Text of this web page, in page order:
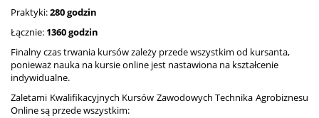
Praktyki:280 godzin
Łącznie: 1360godzin
Finalny czas trwania kursów zależy przede wszystkim od kursanta,
ponieważ nauka na kursie online jest nastawiona na kształcenie
indywidualne.
Zaletami Kwalifikacyjnych Kursów Zawodowych Technika Agrobiznesu
Online są przede wszystkim: